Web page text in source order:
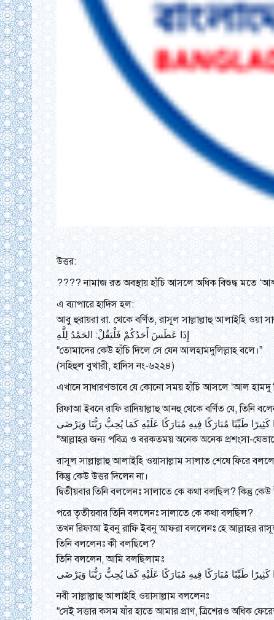
উত্তর:
????নামাজ রত অবস্থায় হাঁচি আসলে অধিক বিশুদ্ধ মতে
এ ব্যাপারে হাদিস হল:
আবু হুরায়রা রা. থেকে বর্ণিত, রাসূল সাল্লাল্লাহু আলাইহি ওয়া
إِذَا عَطَسَ أَحَدُكُمْ فَلْيَقُلْ: الحَمْدُ لِلَّهِ
“তোমাদের কেউ হাঁচি দিলে সে যেন আলহামদুলিল্লাহ বলে।”
(সহিহুল বুখারী, হাদিস নং-৬২২৪)
এখানে সাধারণভাবে যে কোনো সময় হাঁচি আসলে ‘আল হামদু
রিফাআ ইবনে রাফি রাদিয়াল্লাহু আনহু থেকে বর্ণিত যে,
كَثِيرًا طَيِّبًا مُبَارَكًا فِيهِ مُبَارَكًا عَلَيْهِ كَمَا يُحِبُّ رَبُّنَا وَيَرْضَى
“আল্লাহর জন্য পবিত্র ও বরকতময় অনেক অনেক প্রশংসা-
রাসূল সাল্লাল্লাহু আলাইহি ওয়াসাল্লাম সালাত শেষে ফিরে
কিন্তু কেউ উত্তর দিলেন না।
দ্বিতীয়বার তিনি বললেনঃ সালাতে কে কথা বলছিল? কিন্তু কেউ
পরে তৃতীয়বার তিনি বললেনঃ সালাতে কে কথা বলছিল?
তখন রিফাআ ইবনু রাফি ইবনু আফরা বললেনঃ হে আল্লাহর
তিনি বললেনঃ কী বলছিলে?
তিনি বললেন, আমি বলছিলামঃ
كَثِيرًا طَيِّبًا مُبَارَكًا فِيهِ مُبَارَكًا عَلَيْهِ كَمَا يُحِبُّ رَبُّنَا وَيَرْضَى
নবী সাল্লাল্লাহু আলাইহি ওয়াসাল্লাম বললেনঃ
“সেই সত্তার কসম যাঁর হাতে আমার প্রাণ, ত্রিশেরও অধিক